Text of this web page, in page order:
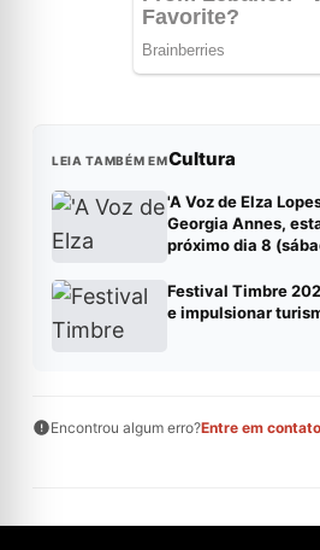
LEIA TAMBÉM EMCultura
'A Voz de Elza
Georgia Annes,
próximo dia 8
Festival Timbre
e impulsionar
Encontrou algum erro?Entre em contato